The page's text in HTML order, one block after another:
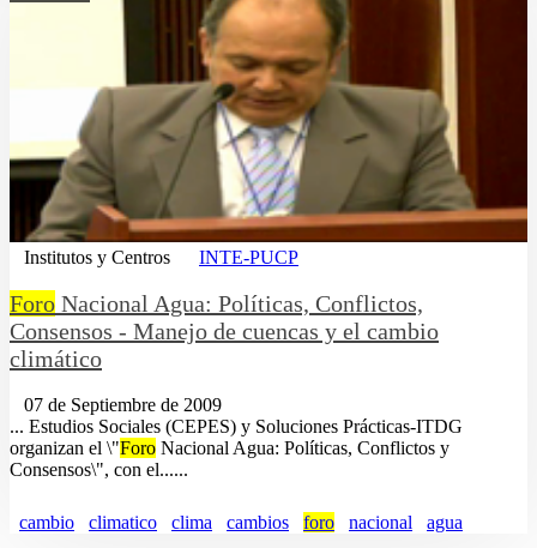
Institutos y Centros INTE-PUCP
Foro Nacional Agua: Políticas, Conflictos,
Consensos - Manejo de cuencas y el cambio
climático
07 de Septiembre de 2009
... Estudios Sociales (CEPES) y Soluciones Prácticas-ITDG
organizan el \"Foro Nacional Agua: Políticas, Conflictos y
Consensos\", con el......
cambio climatico clima cambios foro nacional agua